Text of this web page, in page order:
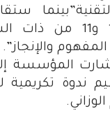
ستنظم يومي 10
والإنجاز”.
المؤسسة
ندوة تكريمية